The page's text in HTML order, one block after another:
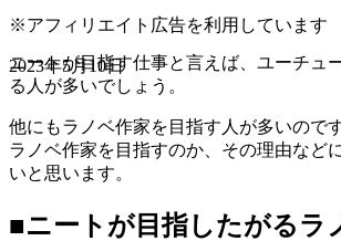
※アフィリエイト広告を利用しています
2023年5月10日
ニートが目指す仕事と言えば、ユーチュ
る人が多いでしょう。
他にもラノベ作家を目指す人が多いので
ラノベ作家を目指すのか、その理由など
いと思います。
■ニートが目指したがるラ